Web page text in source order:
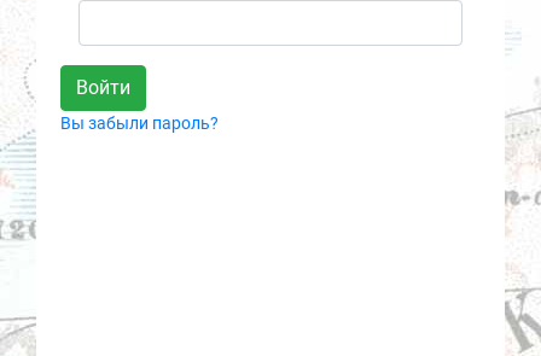
Контакты
Партнеры
Вы забыли пароль?